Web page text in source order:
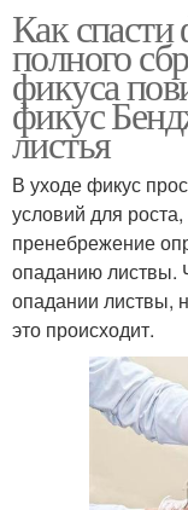
Как
полного
фикуса
фикус
листья
В уходе фикус
условий для
пренебрежение
опаданию листвы.
опадании листвы,
это происходит.